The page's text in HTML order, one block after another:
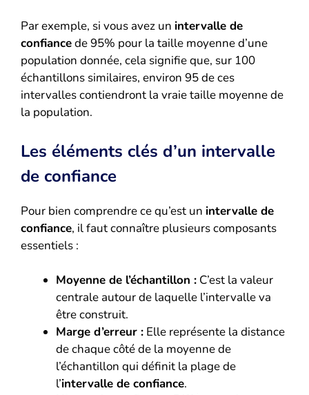
Par exemple, si vous avez un intervalle de
confiancede 95% pour la taille moyenne d’une
population donnée, cela signifie que, sur 100
échantillons similaires, environ 95 de ces
intervalles contiendront la vraie taille moyenne de
la population.
Les éléments clés d’un intervalle
de confiance
Pour bien comprendre ce qu’est un intervalle de
confiance, il faut connaître plusieurs composants
essentiels :
Moyenne de l’échantillon : C’est la valeur
centrale autour de laquelle l’intervalle va
être construit.
Marge d’erreur : Elle représente la distance
de chaque côté de la moyenne de
l’échantillon qui définit la plage de
l’intervalle de confiance.